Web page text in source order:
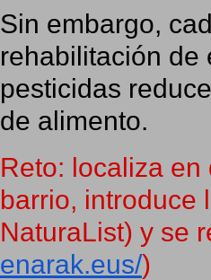
Sin embargo,
rehabilitación de
pesticidas
de alimento.
Reto: localiza
barrio, introduce
NaturaList) y se
enarak.eus/)